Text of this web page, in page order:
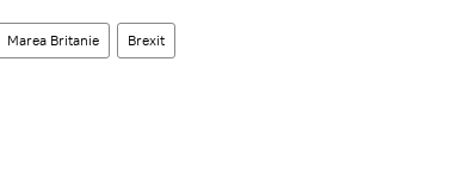
Marea Britanie Brexit